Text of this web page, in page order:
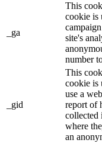
_ga
This
cookie is
site's
number
_gid
This
cookie is
use a
report of
collected
where
an